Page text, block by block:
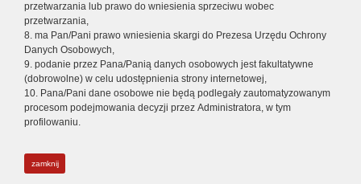
przetwarzania lub prawo do wniesienia sprzeciwu wobec
przetwarzania,
8. ma Pan/Pani prawo wniesienia skargi do Prezesa Urzędu Ochrony
Danych Osobowych,
9. podanie przez Pana/Panią danych osobowych jest fakultatywne
(dobrowolne) w celu udostępnienia strony internetowej,
10. Pana/Pani dane osobowe nie będą podlegały zautomatyzowanym
procesom podejmowania decyzji przez Administratora, w tym
profilowaniu.
zamknij